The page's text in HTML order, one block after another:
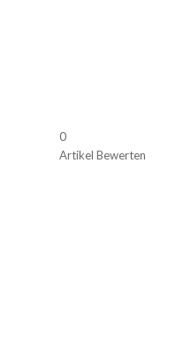
0
Artikel Bewerten